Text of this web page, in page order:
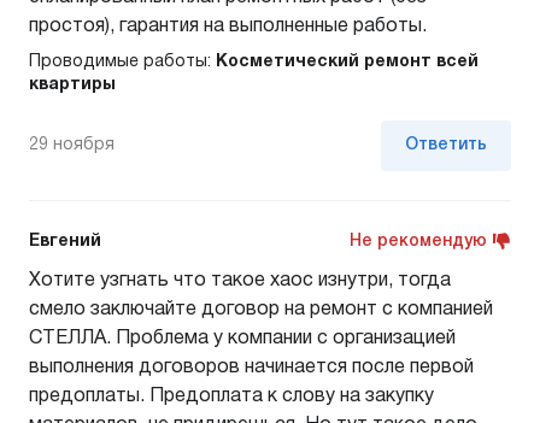
простоя), гарантия на выполненные работы.
Проводимые работы:
Косметический ремонт всей
квартиры
29 ноября Ответить
Евгений Не рекомендую
Хотите узгнать что такое хаос изнутри, тогда
смело заключайте договор на ремонт с компанией
СТЕЛЛА. Проблема у компании с организацией
выполнения договоров начинается после первой
предоплаты. Предоплата к слову на закупку